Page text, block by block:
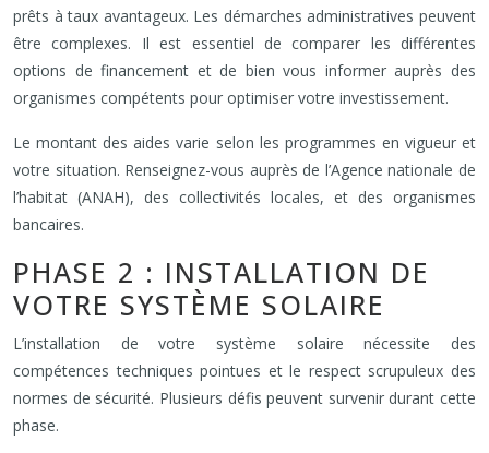
prêts à taux avantageux. Les démarches administratives peuvent
être complexes. Il est essentiel de comparer les différentes
options de financement et de bien vous informer auprès des
organismes compétents pour optimiser votre investissement.
Le montant des aides varie selon les programmes en vigueur et
votre situation. Renseignez-vous auprès de l’Agence nationale de
l’habitat (ANAH), des collectivités locales, et des organismes
bancaires.
PHASE 2 : INSTALLATION DE
VOTRE SYSTÈME SOLAIRE
L’installation de votre système solaire nécessite des
compétences techniques pointues et le respect scrupuleux des
normes de sécurité. Plusieurs défis peuvent survenir durant cette
phase.